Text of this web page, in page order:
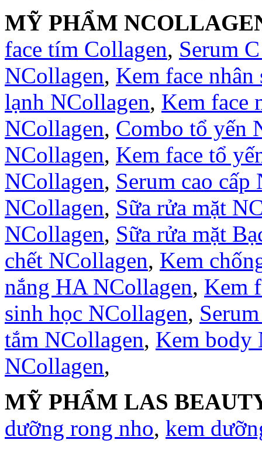
MỸ PHẨM
face tím Collagen, Serum
NCollagen, Kem face
lạnh NCollagen, Kem face
NCollagen, Combo tổ yến
NCollagen, Kem face tổ
NCollagen, Serum cao cấp
NCollagen, Sữa rửa mặt
NCollagen, Sữa rửa mặt
chết NCollagen, Kem
nắng HA NCollagen, Kem
sinh học NCollagen,
tắm NCollagen, Kem body
NCollagen,
MỸ PHẨM LAS
dưỡng rong nho, kem